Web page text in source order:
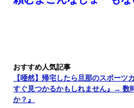
【唖然】帰宅したら旦那のスポーツ
すぐ見つかるかもしれません』→ 数
か？』